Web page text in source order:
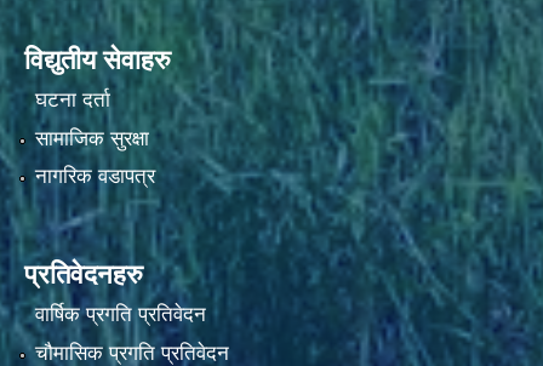
विद्युतीय सेवाहरु
घटना दर्ता
सामाजिक सुरक्षा
नागरिक वडापत्र
प्रतिवेदनहरु
वार्षिक प्रगति प्रतिवेदन
चौमासिक प्रगति प्रतिवेदन